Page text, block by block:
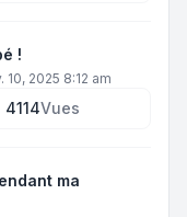
!
10, 2025 8:12 am
4114Vues
ma